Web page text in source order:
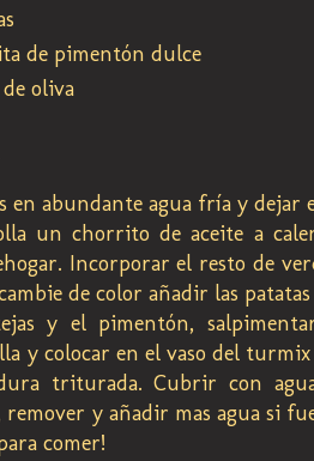
de pimentón dulce
oliva
en abundante agua fría y dejar
un chorrito de aceite a
Incorporar el resto de
de color añadir las patatas
y el pimentón,
y colocar en el vaso del
triturada. Cubrir con
remover y añadir mas agua si
comer!